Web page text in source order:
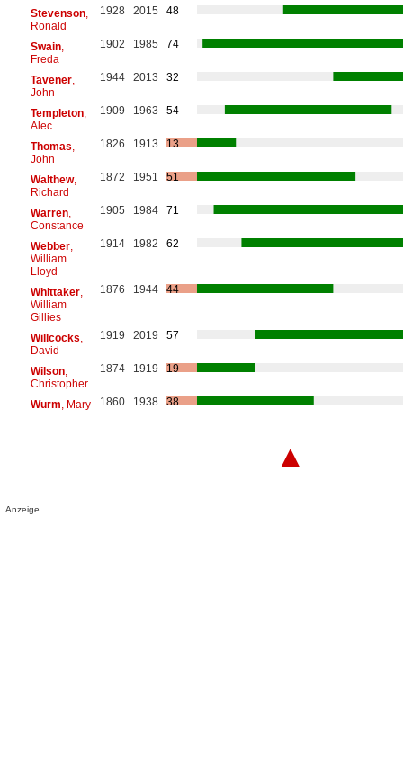
Stevenson,
Ronald
1928 2015 48
Swain,
Freda
1902 1985 74
Tavener,
John
1944 2013 32
Templeton,
Alec
1909 1963 54
Thomas
John
1826 1913 13
Walthew,
Richard
1872 1951 51
Warren,
Constance
1905 1984 71
Webber,
William
Lloyd
1914 1982 62
Whittaker,
William
Gillies
1876 1944 44
Willcocks
David
1919 2019 57
Wilson,
Christopher
1874 1919 19
Wurm , Mary 1860 1938 38
▲
Anzeige